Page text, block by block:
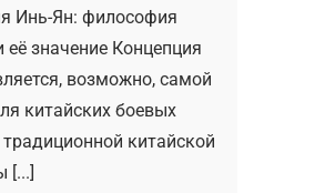
Инь-Ян: философия
её значение Концепция
возможно, самой
китайских боевых
традиционной китайской
[...]